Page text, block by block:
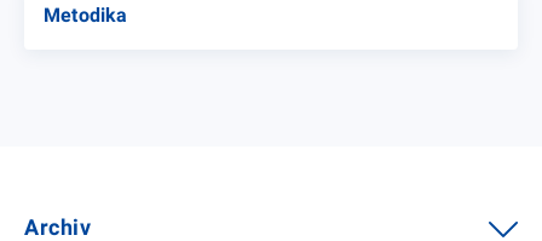
Metodika
Archiv